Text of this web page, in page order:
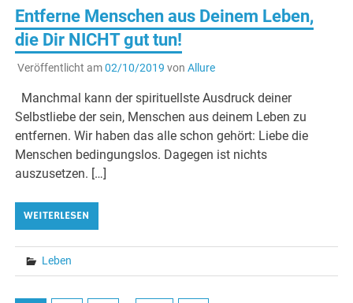
Entferne Menschen aus Deinem Leben,
die Dir NICHT gut tun!
Veröffentlicht am02/10/2019 von Allure
Manchmal kann der spirituellste Ausdruck deiner
Selbstliebe der sein, Menschen aus deinem Leben zu
entfernen. Wir haben das alle schon gehört: Liebe die
Menschen bedingungslos. Dagegen ist nichts
auszusetzen. […]
WEITERLESEN
Leben